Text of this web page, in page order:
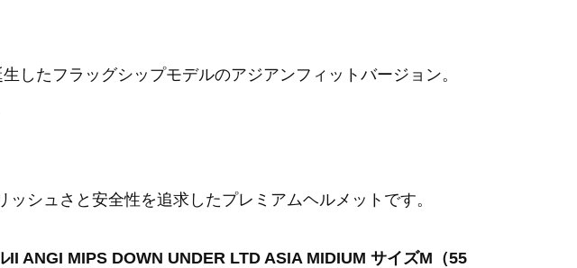
したフラッグシップモデルのアジアンフィットバージョン。
シュさと安全性を追求したプレミアムヘルメットです。
ANGI MIPS DOWN UNDER LTD ASIA MIDIUM サイズM（55